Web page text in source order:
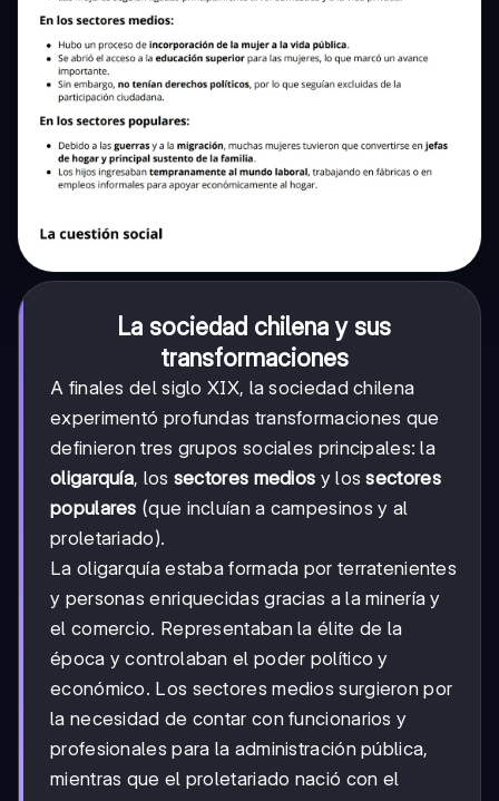
La sociedad chilena y sus
transformaciones
A finales del siglo XIX, la sociedad chilena
experimentó profundas transformaciones que
definieron tres grupos sociales principales: la
oligarquía, los sectores medios y lossectores
populares (que incluían a campesinos y al
proletariado).
La oligarquía estaba formada por terratenientes
y personas enriquecidas gracias a la minería y
el comercio. Representaban la élite de la
época y controlaban el poder político y
económico. Los sectores medios surgieron por
la necesidad de contar con funcionarios y
profesionales para la administración pública,
mientras que el proletariado nació con el